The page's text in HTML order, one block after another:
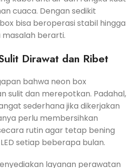
cuaca. Dengan sedikit
bisa beroperasi stabil hingga
berarti.
Dirawat dan Ribet
bahwa neon box
sulit dan merepotkan. Padahal,
sederhana jika dikerjakan
perlu membersihkan
rutin agar tetap bening
setiap beberapa bulan.
layanan perawatan